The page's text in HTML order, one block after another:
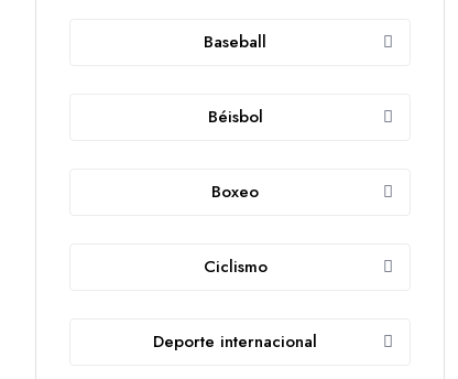
Baseball
Béisbol
Boxeo
Ciclismo
Deporte internacional